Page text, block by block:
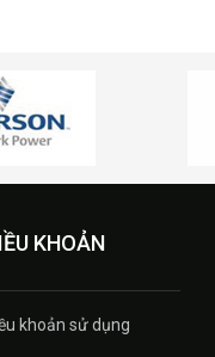
KHOẢN
khoản sử dụng